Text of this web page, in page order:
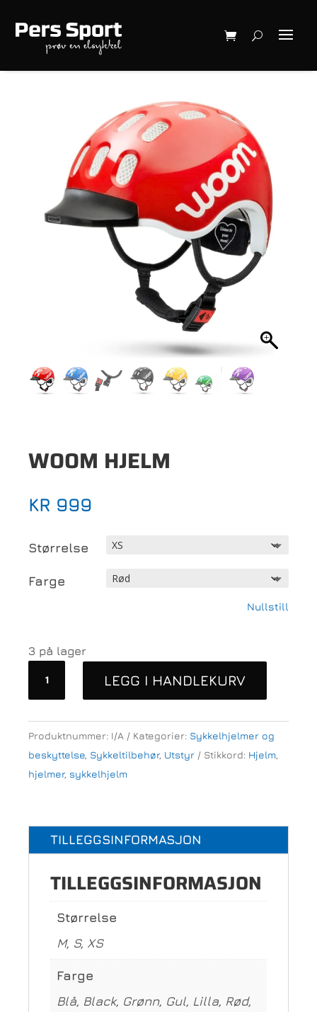
WOOM HJELM
KR 999
Størrelse
Farge
Nullstill
3 på lager
LEGG I HANDLEKURV
Produktnummer: I/A Kategorier: Sykkelhjelmer og
beskyttelse, Sykkeltilbehør, Utstyr Stikkord: Hjelm,
hjelmer, sykkelhjelm
TILLEGGSINFORMASJON
TILLEGGSINFORMASJON
Størrelse
M, S, XS
Farge
Blå, Black, Grønn, Gul, Lilla, Rød,